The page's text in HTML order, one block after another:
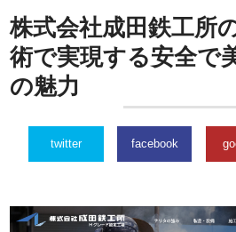
株式会社成田鉄工所
術で実現する安全で
の魅力
twitter facebook